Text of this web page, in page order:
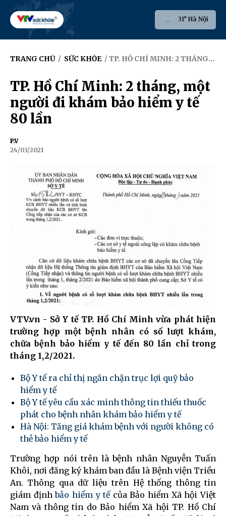
31° Hà Nội
TRANG CHỦ / SỨC KHỎE / TP. HỒ CHÍ MINH: 2 THÁNG, MỘT NGƯỜI ĐI KHÁM BẢO HIỂM Y TẾ 80 LẦN
TP. Hồ Chí Minh: 2 tháng, một
người đi khám bảo hiểm y tế
80 lần
P.V
24/03/2021
VTV.vn - Sở Y tế TP. Hồ Chí Minh vừa phát hiện
trường hợp một bệnh nhân có số lượt khám,
chữa bệnh bảo hiểm y tế đến 80 lần chỉ trong
tháng 1,2/2021.
Bộ Y tế ra chỉ thị ngăn chặn trục lợi quỹ bảo
hiểm y tế
Bộ Y tế yêu cầu xác minh thông tin thiếu thuốc
phát cho bệnh nhân khám bảo hiểm y tế
Hà Nội: Tăng giá khám bệnh với người không có
thẻ bảo hiểm y tế
Trường hợp nói trên là bệnh nhân Nguyễn Tuấn
Khôi, nơi đăng ký khám ban đầu là Bệnh viện Triều
An. Thông qua dữ liệu trên Hệ thống thông tin
giám địnhbảo hiểm y tế của Bảo hiểm Xã hội Việt
Nam và thông tin do Bảo hiểm Xã hội TP. Hồ Chí